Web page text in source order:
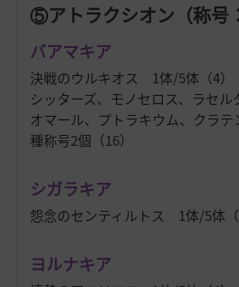
⑤アトラクシオン（称号
バアマキア
決戦のウルキオス 1体/5体（4）
シッターズ、モノセロス、ラセ
オマール、プトラキウム、クラ
種称号2個（16）
シガラキア
怨念のセンティルトス 1体/5体（
ヨルナキア